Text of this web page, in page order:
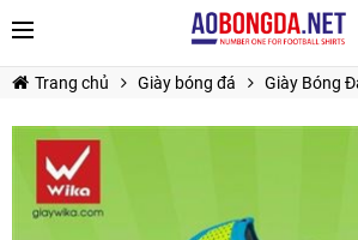
Trang chủ Giày bóng đá Giày Bóng